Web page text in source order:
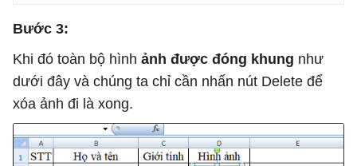
Bước 3:
Khi đó toàn bộ hình ảnh được đóng khung như
dưới đây và chúng ta chỉ cần nhấn nút Delete để
xóa ảnh đi là xong.